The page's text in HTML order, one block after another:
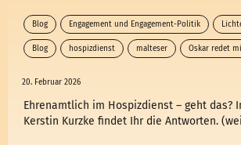
Blog Engagement und Engagement-Politik
Blog hospizdienst malteser Oskar redet
20. Februar 2026
Ehrenamtlich im Hospizdienst – geht das?
Kerstin Kurzke findet Ihr die Antworten.